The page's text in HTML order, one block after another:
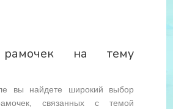
рамочек на тему
вы найдете широкий выбор
связанных с темой